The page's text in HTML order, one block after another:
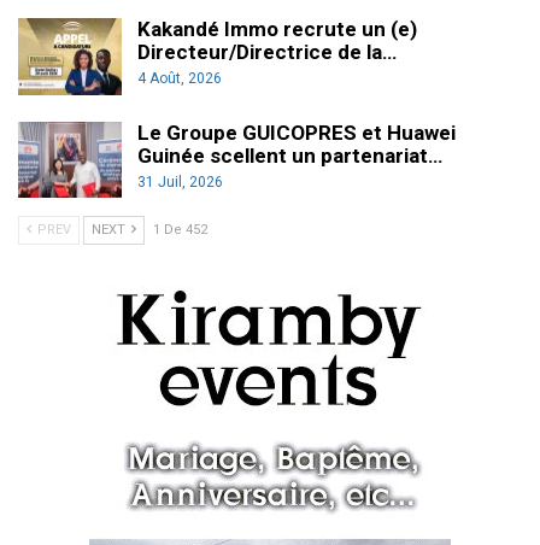
Kakandé Immo recrute un (e)
Directeur/Directrice de la…
4 Août, 2026
Le Groupe GUICOPRES et Huawei
Guinée scellent un partenariat…
31 Juil, 2026
PREV NEXT 1 De 452